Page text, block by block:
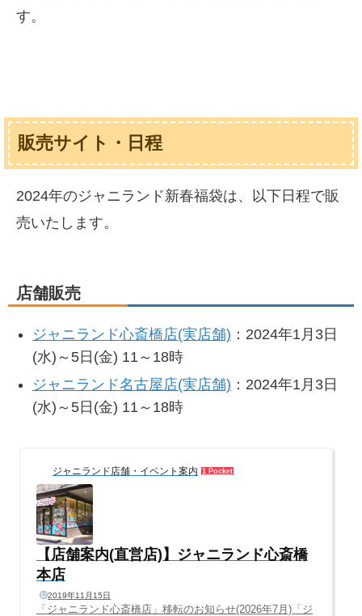
す。
販売サイト・日程
2024年のジャニランド新春福袋は、以下日程で販
売いたします。
店舗販売
ジャニランド心斎橋店(実店舗) ：2024年1月3日
(水)～5日(金) 11～18時
ジャニランド名古屋店(実店舗) ：2024年1月3日
(水)～5日(金) 11～18時
ジャニランド店舗・イベント案内 1 Pocket
【店舗案内(直営店)】ジャニランド心斎橋
本店
2019年11月15日
「ジャニランド心斎橋店」移転のお知らせ(2026年7月)「ジ